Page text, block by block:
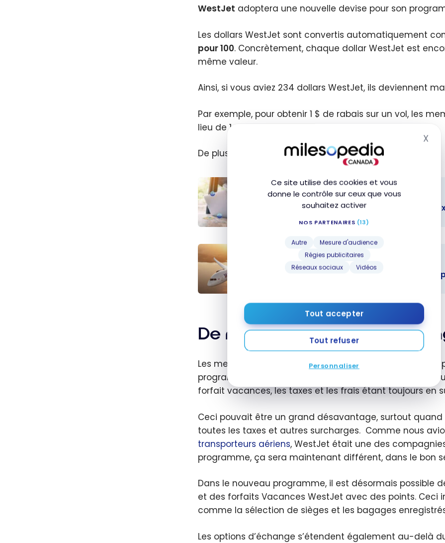
Ce site utilise des cookies et vous
donne le contrôle sur ceux que vous
souhaitez activer
NOS PARTENAIRES (13)
Autre
Mesure d'audience
Régies publicitaires
Réseaux sociaux
Vidéos
Tout accepter
Tout refuser
Personnaliser
X
WestJet adoptera une nouvelle devise pour son
Les dollars WestJet sont convertis automatiquement
pour 100. Concrètement, chaque dollar WestJet est
même valeur.
Ainsi, si vous aviez 234 dollars WestJet, ils deviennent
Par exemple, pour obtenir 1 $ de rabais sur un vol, les
lieu de 1 dollar WestJet.
De plus, les points WestJet n’expireront jamais
fidélité au
Canada :
l’expiration des
points et milles
TUTORIELS
Programmes de fidélité au Canada :
WestJet dévoile
liaisons pour le
printemps-été
COMPAGNIES AÉRIENNES
WestJet dévoile ses nouvelles
De nouvelles options
Les membres Récompenses WestJet
bénéficient
programme. Avant, les dollars WestJet s’appliquaient
forfait vacances, les taxes et les frais étant toujours en
Ceci pouvait être un grand désavantage, surtout
toutes les taxes et autres surcharges. Comme nous
transporteurs aériens, WestJet était une des
programme, ça sera maintenant différent, dans le bon
Dans le nouveau programme, il est désormais possible
et des forfaits Vacances WestJet avec des points. Ceci
comme la sélection de sièges et les bagages
Les options d’échange s’étendent également au-delà